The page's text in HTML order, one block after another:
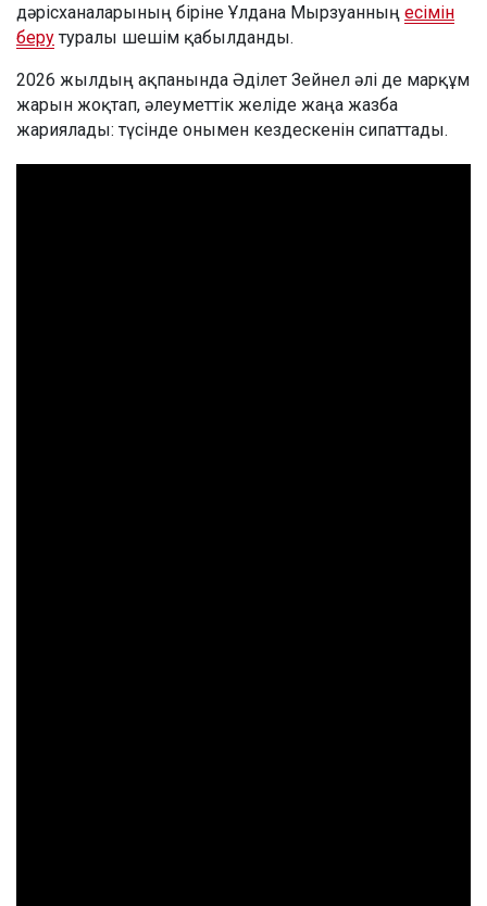
дәрісханаларының біріне Ұлдана Мырзуанның есімін
беру туралы шешім қабылданды.
2026 жылдың ақпанында Әділет Зейнел әлі де марқұм
жарын жоқтап, әлеуметтік желіде жаңа жазба
жариялады: түсінде онымен кездескенін сипаттады.